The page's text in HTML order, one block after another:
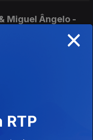
Miguel Ângelo -
os Amigos do
×